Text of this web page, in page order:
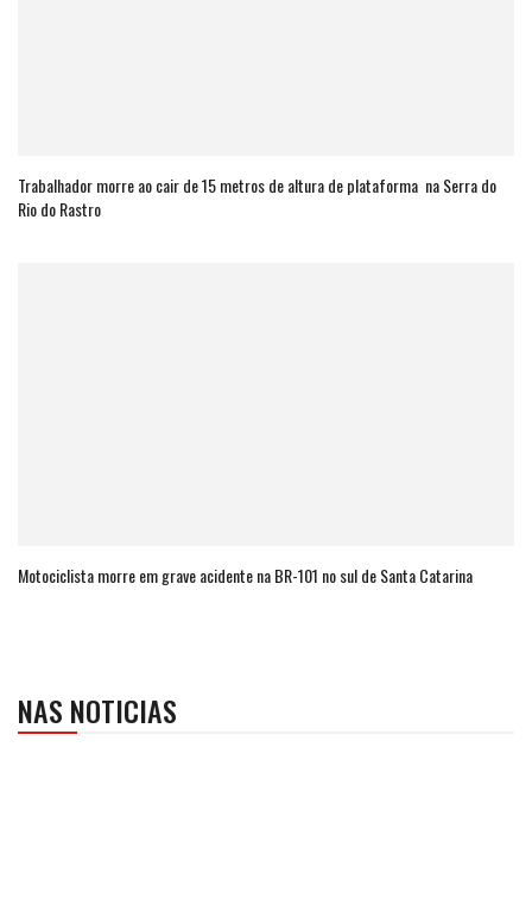
Trabalhador morre ao cair de 15 metros de altura de plataforma na Serra do
Rio do Rastro
Motociclista morre em grave acidente na BR-101 no sul de Santa Catarina
NAS NOTICIAS